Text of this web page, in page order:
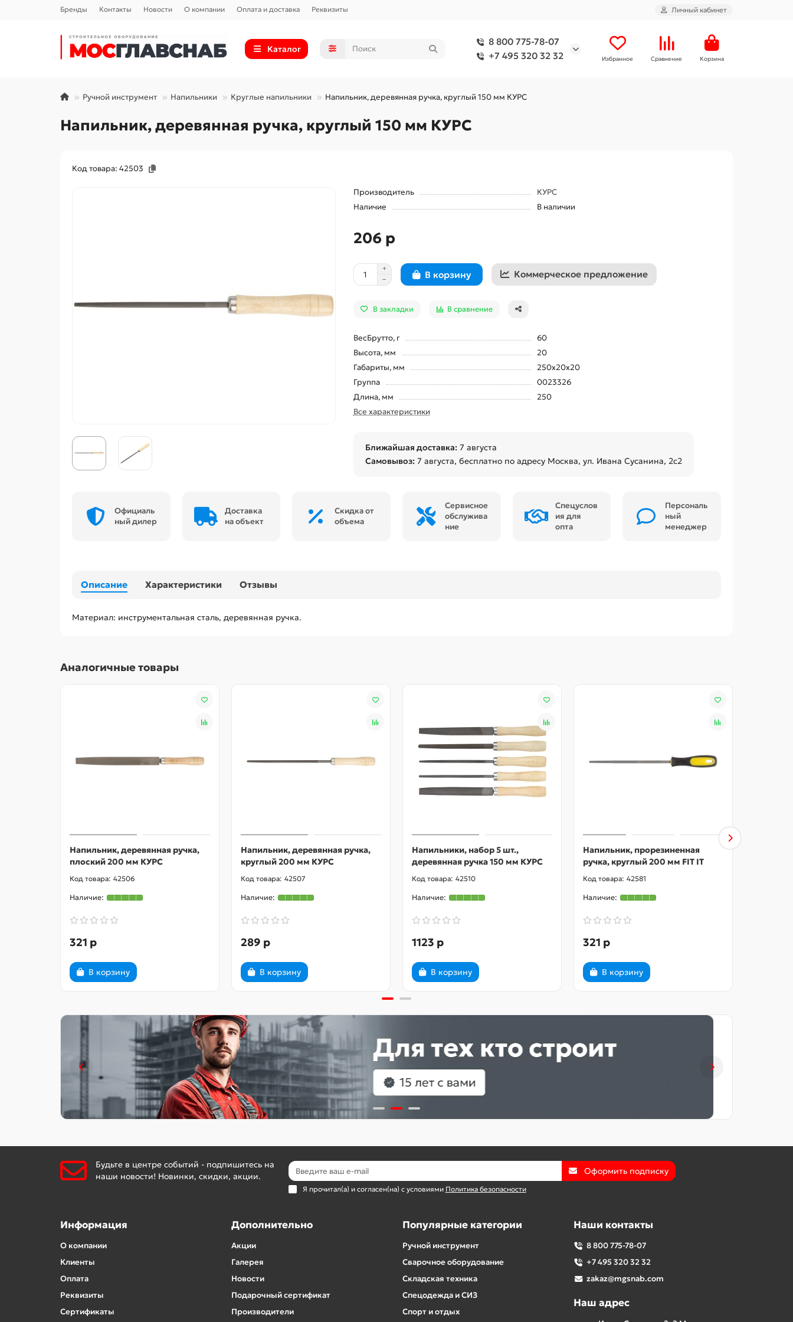
Бренды Контакты Новости О компании Оплата и доставка Реквизиты Личный кабинет
Каталог
8 800 775-78-07
+7 495 320 32 32
Избранное Сравнение Корзина
Ручной инструмент Напильники Круглые напильники Напильник, деревянная ручка, круглый 150 мм КУРС
Напильник, деревянная ручка, круглый 150 мм КУРС
Код товара: 42503
Производитель
КУРС
Наличие
В наличии
206 р
В корзину Коммерческое предложение
В закладки В сравнение
ВесБрутто, г
60
Высота, мм
20
Габариты, мм
250x20x20
Группа
0023326
Длина, мм
250
Все характеристики
Ближайшая доставка: 7 августа
Самовывоз: 7 августа, бесплатно по адресу Москва, ул. Ивана Сусанина, 2с2
Официаль
ный дилер
Доставка
на объект
Скидка от
объема
Сервисное
обслужива
ние
Спецуслов
ия для
опта
Персональ
ный
менеджер
Описание Характеристики Отзывы
Материал: инструментальная сталь, деревянная ручка.
Аналогичные товары
Напильник, деревянная ручка,
плоский 200 мм КУРС
42506
321 р
В корзину
Напильник, деревянная ручка,
круглый 200 мм КУРС
42507
289 р
В корзину
Напильники, набор 5 шт.,
деревянная ручка 150 мм КУРС
42510
1123 р
В корзину
Напильник, прорезиненная
ручка, круглый 200 мм FIT IT
42581
321 р
В корзину
Будьте в центре событий - подпишитесь на
наши новости! Новинки, скидки, акции.
Оформить подписку
Я прочитал(а) и согласен(на) с условиями Политика безопасности
Информация
О компании
Клиенты
Оплата
Реквизиты
Сертификаты
Дополнительно
Акции
Галерея
Новости
Подарочный сертификат
Производители
Популярные категории
Ручной инструмент
Сварочное оборудование
Складская техника
Спецодежда и СИЗ
Спорт и отдых
Наши контакты
8 800 775-78-07
+7 495 320 32 32
zakaz@mgsnab.com
Наш адрес